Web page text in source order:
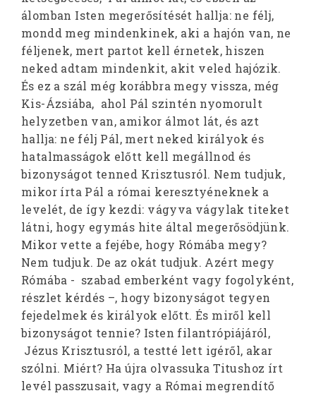
álomban Isten megerősítését hallja: ne félj,
mondd meg mindenkinek, aki a hajón van, ne
féljenek, mert partot kell érnetek, hiszen
neked adtam mindenkit, akit veled hajózik.
És ez a szál még korábbra megy vissza, még
Kis-Ázsiába, ahol Pál szintén nyomorult
helyzetben van, amikor álmot lát, és azt
hallja: ne félj Pál, mert neked királyok és
hatalmasságok előtt kell megállnod és
bizonyságot tenned Krisztusról. Nem tudjuk,
mikor írta Pál a római keresztyéneknek a
levelét, de így kezdi: vágyva vágylak titeket
látni, hogy egymás hite által megerősödjünk.
Mikor vette a fejébe, hogy Rómába megy?
Nem tudjuk. De az okát tudjuk. Azért megy
Rómába - szabad emberként vagy fogolyként,
részlet kérdés –, hogy bizonyságot tegyen
fejedelmek és királyok előtt. És miről kell
bizonyságot tennie? Isten filantrópiájáról,
Jézus Krisztusról, a testté lett igéről, akar
szólni. Miért? Ha újra olvassuka Titushoz írt
levél passzusait, vagy a Római megrendítő